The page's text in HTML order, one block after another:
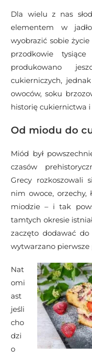
Dla wielu z nas
elementem w
wyobrazić sobie
przodkowie
produkowano
cukierniczych,
owoców, soku
historię cukiernictwa i
Od miodu do
Miód był
czasów
Grecy rozkoszowali
nim owoce,
miodzie – i tak
tamtych okresie
zaczęto dodawać
wytwarzano
Nat
omi
ast
jeśli
cho
dzi
o